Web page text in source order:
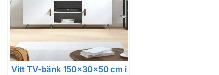
Vitt TV-bänk 150x30x50 cm i